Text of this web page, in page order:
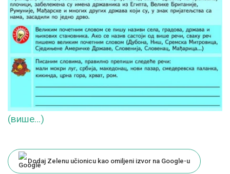
(више…)
Dodaj Zelenu učionicu kao omiljeni izvor na Google-u